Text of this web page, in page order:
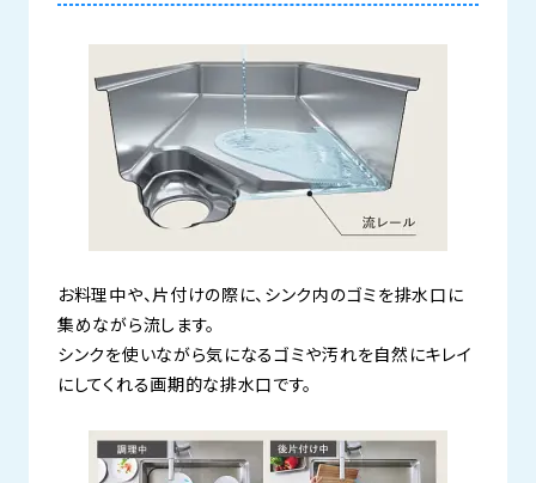
お料理中や、片付けの際に、シンク内のゴミを排水口に
集めながら流します。
シンクを使いながら気になるゴミや汚れを自然にキレイ
にしてくれる画期的な排水口です。